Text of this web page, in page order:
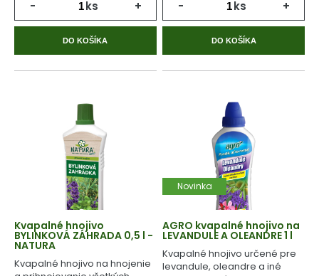
- ks +
DO KOŠÍKA
- ks +
DO KOŠÍKA
Kvapalné hnojivo
BYLINKOVÁ ZÁHRADA 0,5 l -
NATURA
Kvapalné hnojivo na hnojenie
Novinka
AGRO kvapalné hnojivo na
LEVANDULE A OLEANDRE 1 l
Kvapalné hnojivo určené pre
levandule, oleandre a iné